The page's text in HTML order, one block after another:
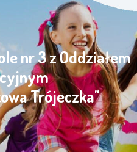
nr 3 z Oddziałem
Trójeczka"